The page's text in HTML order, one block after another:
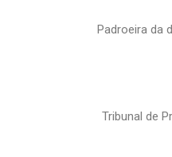
Padroeira da
Tribunal de